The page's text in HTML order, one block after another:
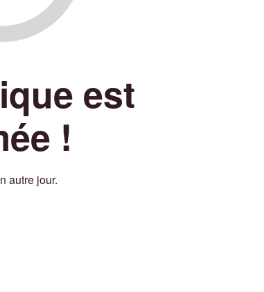
est
!
autre jour.